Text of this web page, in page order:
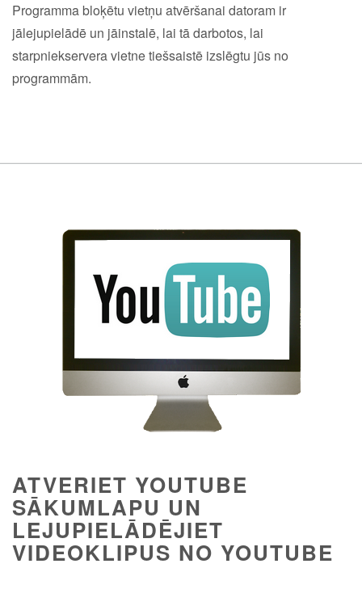
Programma bloķētu vietņu atvēršanai datoram ir
jālejupielādē un jāinstalē, lai tā darbotos, lai
starpniekservera vietne tiešsaistē izslēgtu jūs no
programmām.
ATVERIET YOUTUBE
SĀKUMLAPU UN
LEJUPIELĀDĒJIET
VIDEOKLIPUS NO YOUTUBE